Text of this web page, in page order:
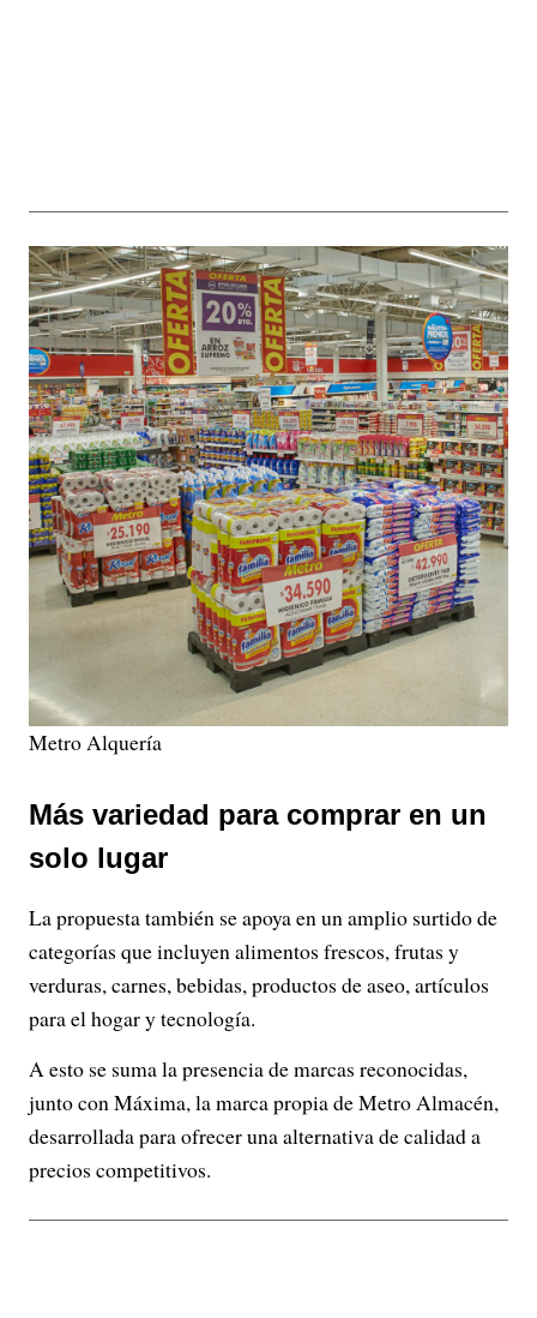
Metro Alquería
Más variedad para comprar en un
solo lugar
La propuesta también se apoya en un amplio surtido de
categorías que incluyen alimentos frescos, frutas y
verduras, carnes, bebidas, productos de aseo, artículos
para el hogar y tecnología.
A esto se suma la presencia de marcas reconocidas,
junto con Máxima, la marca propia de Metro Almacén,
desarrollada para ofrecer una alternativa de calidad a
precios competitivos.